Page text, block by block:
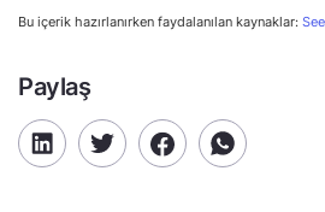
Bu içerik hazırlanırken faydalanılan kaynaklar:
Paylaş